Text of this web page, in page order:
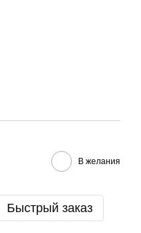
В желания
Быстрый заказ